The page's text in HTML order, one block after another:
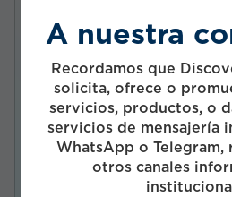
A nuestra
Recordamos que
solicita, ofrece o
servicios, productos, o
servicios de mensajería
WhatsApp o Telegram,
otros canales
Private
Active
Start Year
2016